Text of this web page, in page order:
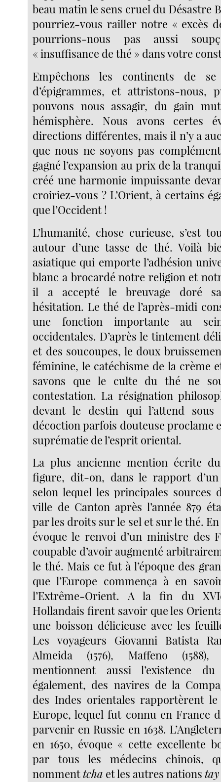
beau matin le sens cruel du Désastre
pourriez-vous railler notre « excès
pourrions-nous pas aussi
« insuffisance de thé » dans votre
Empêchons les continents de
d’épigrammes, et attristons-nous,
pouvons nous assagir, du gain
hémisphère. Nous avons certes
directions différentes, mais il n’y a
que nous ne soyons pas
gagné l’expansion au prix de la
créé une harmonie impuissante
croiriez-vous ? L’Orient, à certains
que l’Occident !
L’humanité, chose curieuse, s’est
autour d’une tasse de thé. Voilà
asiatique qui emporte l’adhésion
blanc a brocardé notre religion et
il a accepté le breuvage doré
hésitation. Le thé de l’après-midi
une fonction importante au
occidentales. D’après le tintement
et des soucoupes, le doux
féminine, le catéchisme de la crème
savons que le culte du thé ne
contestation. La résignation
devant le destin qui l’attend sous
décoction parfois douteuse proclame
suprématie de l’esprit oriental.
La plus ancienne mention écrite
figure, dit-on, dans le rapport d’un
selon lequel les principales sources
ville de Canton après l’année 879
par les droits sur le sel et sur le thé. En
évoque le renvoi d’un ministre des
coupable d’avoir augmenté
le thé. Mais ce fut à l’époque des
que l’Europe commença à en
l’Extrême-Orient. A la fin du
Hollandais firent savoir que les
une boisson délicieuse avec les
Les voyageurs Giovanni Batista
Almeida (1576), Maffeno (1588),
mentionnent aussi l’existence
également, des navires de la
des Indes orientales rapportèrent
Europe, lequel fut connu en France
parvenir en Russie en 1638.
en 1650, évoque « cette excellente
par tous les médecins chinois,
nommenttcha et les autres nationstay